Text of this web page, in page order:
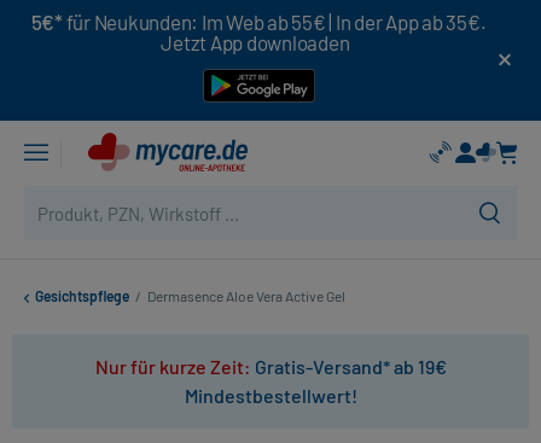
5€* für Neukunden: Im Web ab 55€ | In der App ab 35€.
Jetzt App downloaden
Gesichtspflege / Dermasence Aloe Vera Active Gel
Nur für kurze Zeit: Gratis-Versand* ab 19€
Mindestbestellwert!